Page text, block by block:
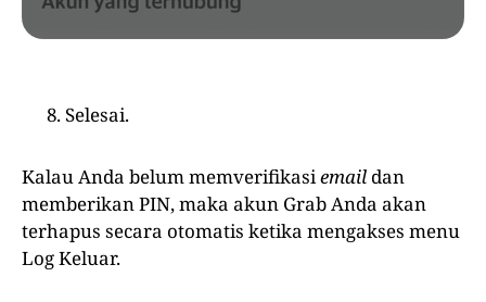
Selesai.
Kalau Anda belum memverifikasiemail dan
memberikan PIN, maka akun Grab Anda akan
terhapus secara otomatis ketika mengakses menu
Log Keluar.